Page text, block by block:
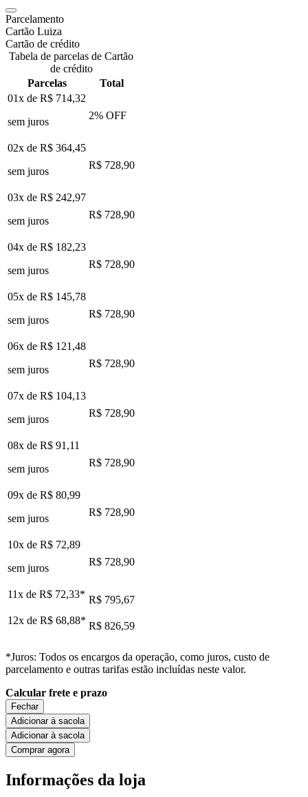
Parcelamento
Cartão Luiza
Cartão de crédito
Tabela de parcelas de Cartão
de crédito
Parcelas
Total
01x de R$ 714,32
sem juros
2% OFF
02x de R$ 364,45
sem juros
R$ 728,90
03x de R$ 242,97
sem juros
R$ 728,90
04x de R$ 182,23
sem juros
R$ 728,90
05x de R$ 145,78
sem juros
R$ 728,90
06x de R$ 121,48
sem juros
R$ 728,90
07x de R$ 104,13
sem juros
R$ 728,90
08x de R$ 91,11
sem juros
R$ 728,90
09x de R$ 80,99
sem juros
R$ 728,90
10x de R$ 72,89
sem juros
R$ 728,90
11x de R$ 72,33* R$ 795,67
12x de R$ 68,88* R$ 826,59
*Juros: Todos os encargos da operação, como juros, custo de
parcelamento e outras tarifas estão incluídas neste valor.
Calcular frete e prazo
Fechar
Adicionar à sacola
Adicionar à sacola
Comprar agora
Informações da loja